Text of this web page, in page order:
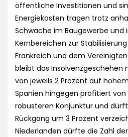
öffentliche Investitionen und
Energiekosten tragen trotz
Schwäche im Baugewerbe und
Kernbereichen zur Stabilisierung
Frankreich und dem
bleibt das Insolvenzgeschehen
von jeweils 2 Prozent auf
Spanien hingegen profitiert von
robusteren Konjunktur und
Rückgang um 3 Prozent
Niederlanden dürfte die Zahl